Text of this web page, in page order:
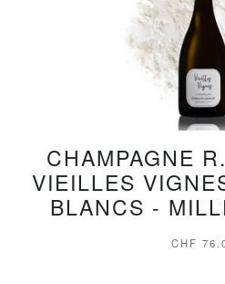
CHAMPAGNE
VIEILLES
BLANCS -
CHF